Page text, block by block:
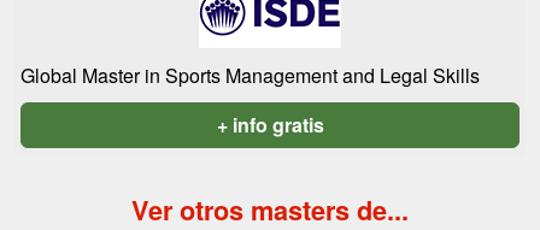
Global Master in Sports Management and Legal Skills
+ info gratis
Ver otros masters de...